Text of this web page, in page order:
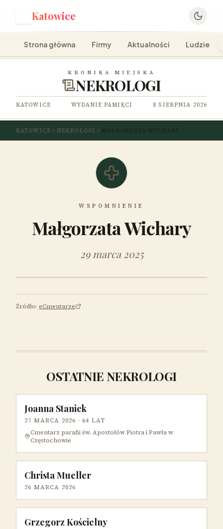
Katowice
Strona główna Firmy Aktualności Ludzie
KRONIKA MIEJSKA
NEKROLOGI
KATOWICE WYDANIE PAMIĘCI 8 SIERPNIA 2026
KATOWICE NEKROLOGI MAŁGORZATA WICHARY
WSPOMNIENIE
Małgorzata Wichary
29 marca 2025
Źródło: eCmentarze
OSTATNIE NEKROLOGI
Joanna Staniek
27 MARCA 2026 · 64 LAT
Cmentarz parafii św. Apostołów Piotra i Pawła w
Częstochowie
Christa Mueller
26 MARCA 2026
Grzegorz Kościelny